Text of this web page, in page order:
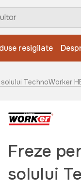
resigilate
TechnoWorker
Freze
solului